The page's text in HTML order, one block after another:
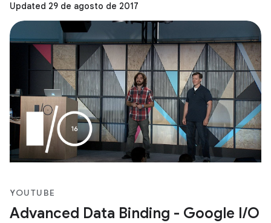
Updated 29 de agosto de 2017
YOUTUBE
Advanced Data Binding - Google I/O